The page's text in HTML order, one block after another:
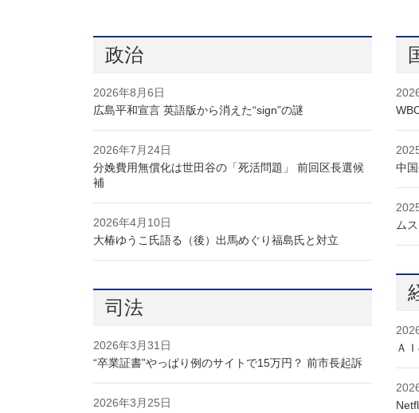
政治
2026年8月6日
広島平和宣言 英語版から消えた“sign”の謎
2026年7月24日
分娩費用無償化は世田谷の「死活問題」 前回区長選候
補
2026年4月10日
大椿ゆうこ氏語る（後）出馬めぐり福島氏と対立
司法
2026年3月31日
“卒業証書”やっぱり例のサイトで15万円？ 前市長起訴
2026年3月25日
中
ム
Ａ